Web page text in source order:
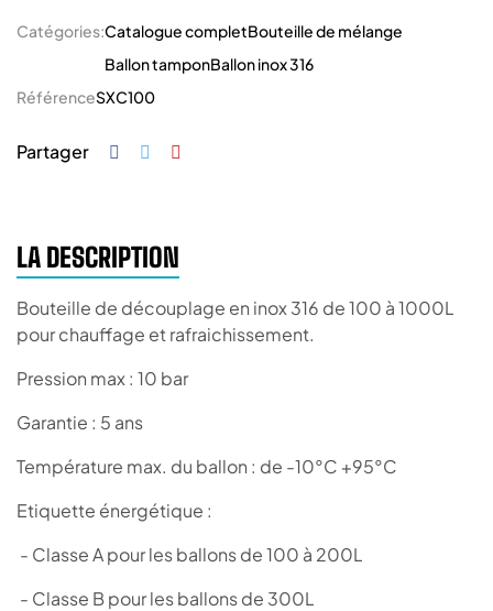
Catégories:Catalogue completBouteille de mélange
Ballon tamponBallon inox 316
RéférenceSXC100
Partager
LA DESCRIPTION
Bouteille de découplage en inox 316 de 100 à 1000L
pour chauffage et rafraichissement.
Pression max : 10 bar
Garantie : 5 ans
Température max. du ballon : de -10°C +95°C
Etiquette énergétique :
- Classe A pour les ballons de 100 à 200L
- Classe B pour les ballons de 300L